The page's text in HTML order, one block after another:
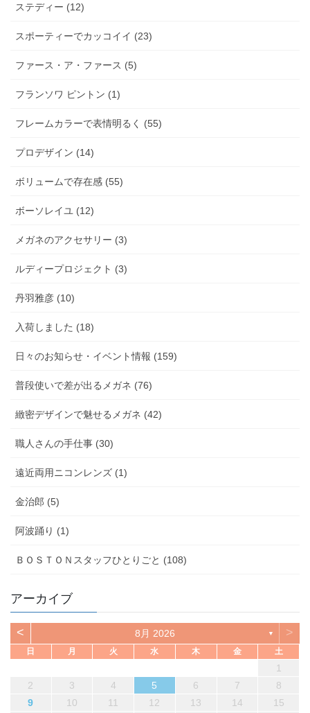
ステディー (12)
スポーティーでカッコイイ (23)
ファース・ア・ファース (5)
フランソワ ピントン (1)
フレームカラーで表情明るく (55)
プロデザイン (14)
ボリュームで存在感 (55)
ボーソレイユ (12)
メガネのアクセサリー (3)
ルディープロジェクト (3)
丹羽雅彦 (10)
入荷しました (18)
日々のお知らせ・イベント情報 (159)
普段使いで差が出るメガネ (76)
緻密デザインで魅せるメガネ (42)
職人さんの手仕事 (30)
遠近両用ニコンレンズ (1)
金治郎 (5)
阿波踊り (1)
ＢＯＳＴＯＮスタッフひとりごと (108)
アーカイブ
< 8月 2026 ▼ >
日 月 火 水 木 金 土
1
2
3 4 5 6 7
8
9
10 11 12 13 14 15